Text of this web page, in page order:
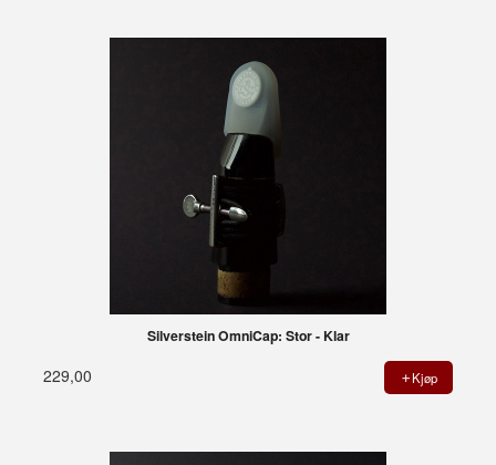
Silverstein OmniCap: Stor - Klar
229,00 Kjøp